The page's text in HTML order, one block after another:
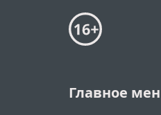
Главное